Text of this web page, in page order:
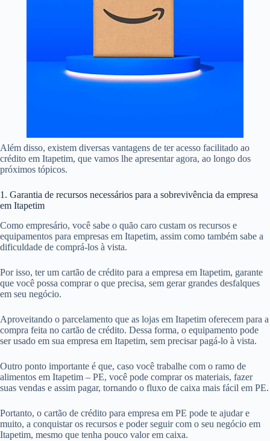
Além disso, existem diversas vantagens de ter acesso facilitado ao
crédito em Itapetim, que vamos lhe apresentar agora, ao longo dos
próximos tópicos.
1. Garantia de recursos necessários para a sobrevivência da empresa
em Itapetim
Como empresário, você sabe o quão caro custam os recursos e
equipamentos para empresas em Itapetim, assim como também sabe a
dificuldade de comprá-los à vista.
Por isso, ter um cartão de crédito para a empresa em Itapetim, garante
que você possa comprar o que precisa, sem gerar grandes desfalques
em seu negócio.
Aproveitando o parcelamento que as lojas em Itapetim oferecem para a
compra feita no cartão de crédito. Dessa forma, o equipamento pode
ser usado em sua empresa em Itapetim, sem precisar pagá-lo à vista.
Outro ponto importante é que, caso você trabalhe com o ramo de
alimentos em Itapetim – PE, você pode comprar os materiais, fazer
suas vendas e assim pagar, tornando o fluxo de caixa mais fácil em PE.
Portanto, o cartão de crédito para empresa em PE pode te ajudar e
muito, a conquistar os recursos e poder seguir com o seu negócio em
Itapetim, mesmo que tenha pouco valor em caixa.